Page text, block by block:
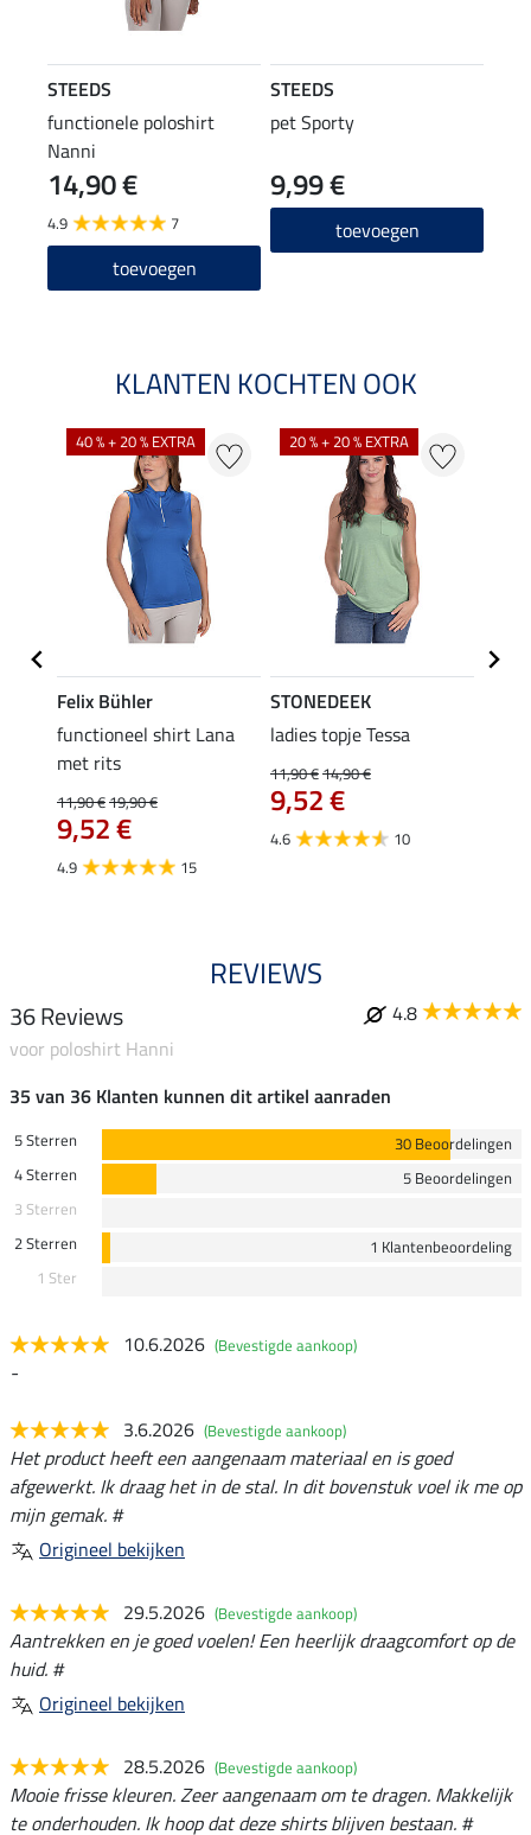
STEEDS
functionele poloshirt
Nanni
14,90 €
4.9 7
toevoegen
STEEDS
pet Sporty
9,99 €
toevoegen
KLANTEN KOCHTEN OOK
40 % + 20 % EXTRA
Felix Bühler
functioneel shirt Lana
met rits
11,90 €19,90 €
9,52 €
4.9 15
20 % + 20 % EXTRA
STONEDEEK
ladies topje Tessa
11,90 €14,90 €
9,52 €
4.6 10
REVIEWS
36 Reviews
4.8
voor poloshirt Hanni
35 van 36 Klanten kunnen dit artikel aanraden
5 Sterren
30 Beoordelingen
4 Sterren
5 Beoordelingen
3 Sterren
2 Sterren
1 Klantenbeoordeling
1 Ster
10.6.2026 (Bevestigde aankoop)
-
3.6.2026 (Bevestigde aankoop)
Het product heeft een aangenaam materiaal en is goed
afgewerkt. Ik draag het in de stal. In dit bovenstuk voel ik me op
mijn gemak. #
Origineel bekijken
29.5.2026 (Bevestigde aankoop)
Aantrekken en je goed voelen! Een heerlijk draagcomfort op de
huid. #
Origineel bekijken
28.5.2026 (Bevestigde aankoop)
Mooie frisse kleuren. Zeer aangenaam om te dragen. Makkelijk
te onderhouden. Ik hoop dat deze shirts blijven bestaan. #